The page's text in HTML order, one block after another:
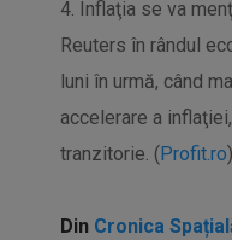
4. Inflaţia se va
Reuters în rândul
luni în urmă, când
accelerare a
tranzitorie. (Profit.ro)
Din Cronica